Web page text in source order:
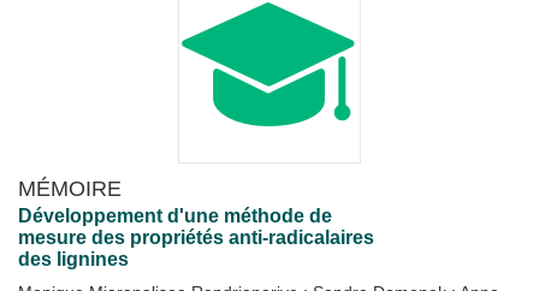
MÉMOIRE
Développement d'une méthode de
mesure des propriétés anti-radicalaires
des lignines